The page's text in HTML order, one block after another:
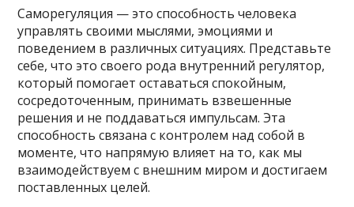
Саморегуляция — это способность человека
управлять своими мыслями, эмоциями и
поведением в различных ситуациях. Представьте
себе, что это своего рода внутренний регулятор,
который помогает оставаться спокойным,
сосредоточенным, принимать взвешенные
решения и не поддаваться импульсам. Эта
способность связана с контролем над собой в
моменте, что напрямую влияет на то, как мы
взаимодействуем с внешним миром и достигаем
поставленных целей.